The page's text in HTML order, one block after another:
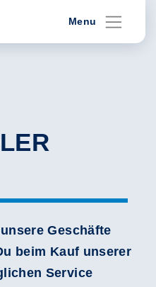
Menu
Geschäfte
beim Kauf unserer
Service